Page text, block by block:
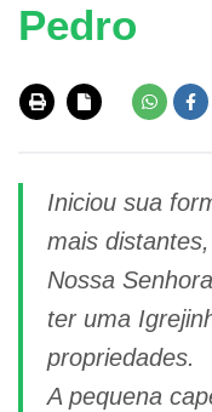
Pedro
Iniciou sua
mais
Nossa
ter uma
propriedades.
A pequena